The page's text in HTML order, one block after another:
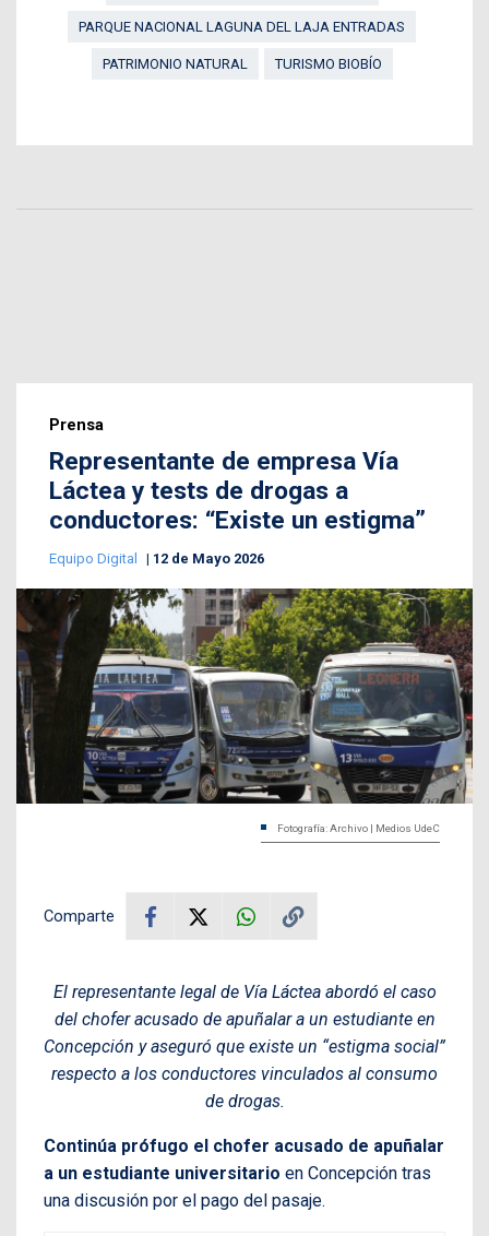
PARQUE NACIONAL LAGUNA DEL LAJA ENTRADAS
PATRIMONIO NATURAL TURISMO BIOBÍO
Prensa
Representante de empresa Vía
Láctea y tests de drogas a
conductores: “Existe un estigma”
Equipo Digital 12 de Mayo 2026
Fotografía: Archivo | Medios UdeC
Comparte
El representante legal de Vía Láctea abordó el caso
del chofer acusado de apuñalar a un estudiante en
Concepción y aseguró que existe un “estigma social”
respecto a los conductores vinculados al consumo
de drogas.
Continúa prófugo el chofer acusado de apuñalar
a un estudiante universitario en Concepción tras
una discusión por el pago del pasaje.